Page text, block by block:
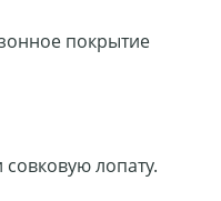
лопату.